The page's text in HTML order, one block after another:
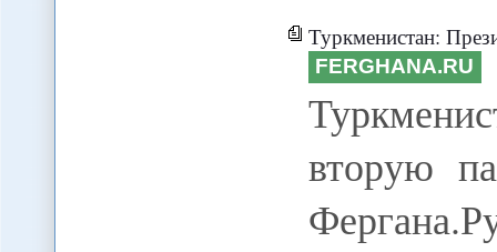
Туркменистан:
FERGHANA.RU
вторую